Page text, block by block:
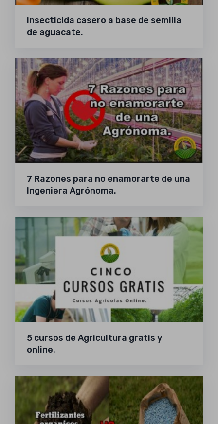
Insecticida casero a base de semilla
de aguacate.
7 Razones para no enamorarte de una
Ingeniera Agrónoma.
5 cursos de Agricultura gratis y
online.